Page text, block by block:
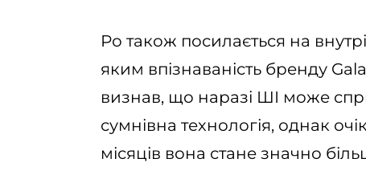
Ро також посилається на
яким впізнаваність бренду
визнав, що наразі ШІ може
сумнівна технологія, однак
місяців вона стане значно